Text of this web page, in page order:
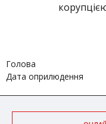
Голова
Дата оприлюдення